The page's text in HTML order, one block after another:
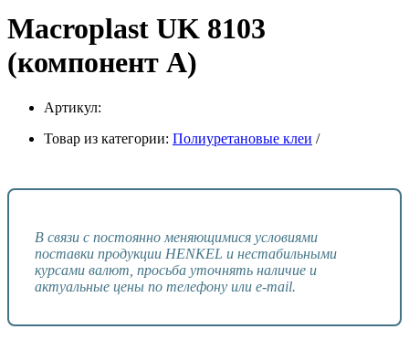
Macroplast UK 8103
(компонент А)
Артикул:
Товар из категории: Полиуретановые клеи /
В связи с постоянно меняющимися условиями
поставки продукции HENKEL и нестабильными
курсами валют, просьба уточнять наличие и
актуальные цены по телефону или e-mail.